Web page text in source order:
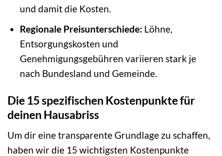
und damit die Kosten.
Regionale Preisunterschiede: Löhne,
Entsorgungskosten und
Genehmigungsgebühren variieren stark je
nach Bundesland und Gemeinde.
Die 15 spezifischen Kostenpunkte für
deinen Hausabriss
Um dir eine transparente Grundlage zu schaffen,
haben wir die 15 wichtigsten Kostenpunkte